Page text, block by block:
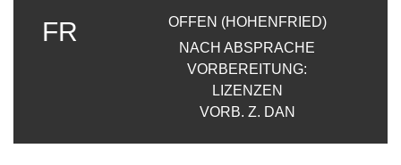
FR
OFFEN (HOHENFRIED)
NACH ABSPRACHE
VORBEREITUNG:
LIZENZEN
VORB. Z. DAN